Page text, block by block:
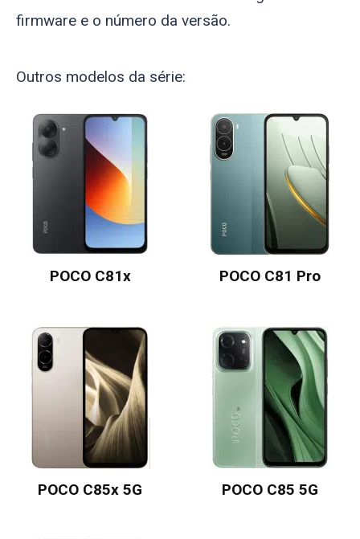
firmware e o número da versão.
Outros modelos da série:
POCO C81x POCO C81 Pro
POCO C85x 5G POCO C85 5G